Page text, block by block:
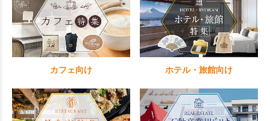
カフェ向け ホテル・旅館向け